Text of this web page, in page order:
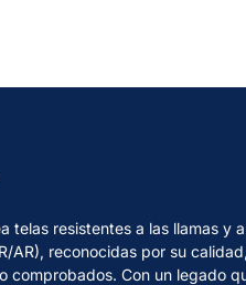
telas resistentes a las llamas y
AR), reconocidas por su
comprobados. Con un legado